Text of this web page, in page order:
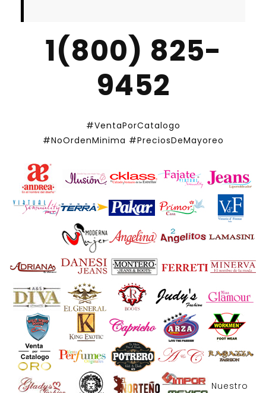
1(800) 825-
9452
#VentaPorCatalogo
#NoOrdenMinima #PreciosDeMayoreo
Nuestro